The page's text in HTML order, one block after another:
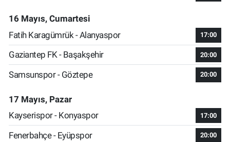
16 Mayıs, Cumartesi
Fatih Karagümrük - Alanyaspor
17:00
Gaziantep FK - Başakşehir 20:00
Samsunspor - Göztepe 20:00
17 Mayıs, Pazar
Kayserispor - Konyaspor
17:00
Fenerbahçe - Eyüpspor 20:00